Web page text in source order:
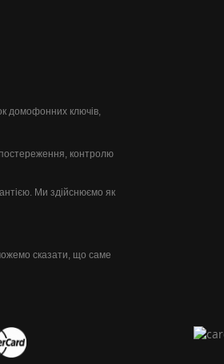
домофонних ключів,
контролю
Ми здійснюємо як
сказати, що саме